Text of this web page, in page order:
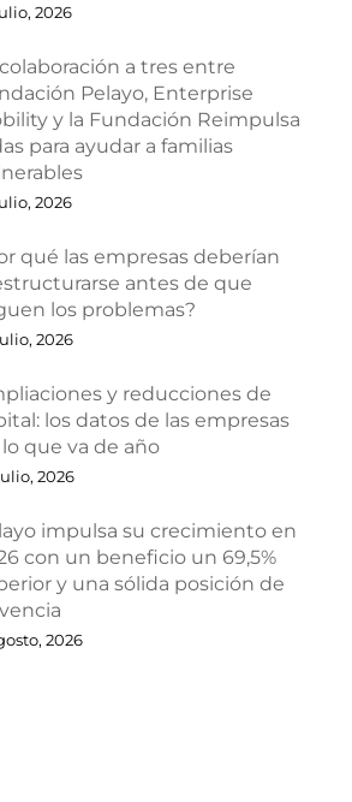
2026
a tres entre
Pelayo, Enterprise
y la Fundación Reimpulsa
para ayudar a familias
2026
qué las empresas deberían
antes de que
los problemas?
2026
y reducciones de
los datos de las empresas
que va de año
2026
impulsa su crecimiento en
con un beneficio un 69,5%
y una sólida posición de
2026